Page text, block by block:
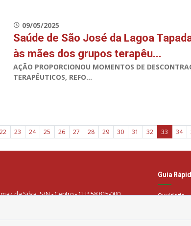
09/05/2025
Saúde de São José da Lagoa
às mães dos grupos terapêu...
AÇÃO PROPORCIONOU MOMENTOS DE
TERAPÊUTICOS, REFO...
22 23 24 25 26 27 28 29 30 31 32 33 34
da Silva, S/N - Centro - CEP 58.815-000
Guia
Ouvidoria